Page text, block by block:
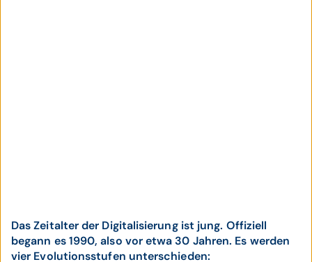
Das Zeitalter der Digitalisierung ist jung. Offiziell
begann es 1990, also vor etwa 30 Jahren. Es werden
vier Evolutionsstufen unterschieden: